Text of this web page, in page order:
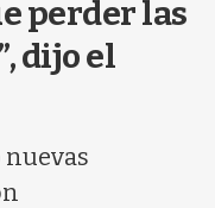
�
perder las
dijo el